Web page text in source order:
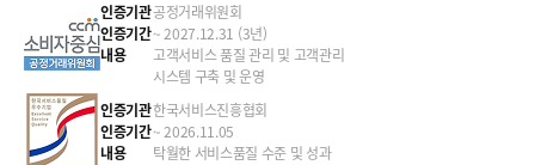
인증기관공정거래위원회
인증기간~ 2027.12.31 (3년)
내용
고객서비스 품질 관리 및 고객관리
시스템 구축 및 운영
인증기관한국서비스진흥협회
인증기간~ 2026.11.05
내용
탁월한 서비스품질 수준 및 성과